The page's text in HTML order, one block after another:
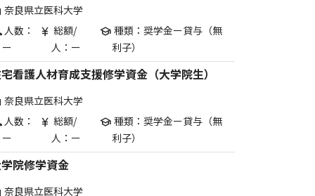
奈良県立医科大学
人数：
ー
currency_yen 総額/
人：ー
school 種類：奨学金ー貸与（無
利子）
看護人材育成支援修学資金（大学院生）
奈良県立医科大学
人数：
ー
currency_yen 総額/
人：ー
school 種類：奨学金ー貸与（無
利子）
院修学資金
奈良県立医科大学